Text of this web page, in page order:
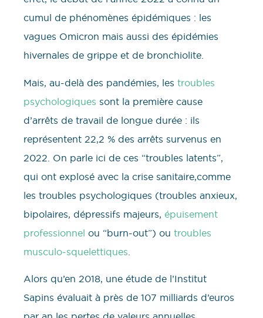
cumul de phénomènes épidémiques : les
vagues Omicron mais aussi des épidémies
hivernales de grippe et de bronchiolite.
Mais, au-delà des pandémies, les troubles
psychologiques sont la première cause
d’arrêts de travail de longue durée : ils
représentent 22,2 % des arrêts survenus en
2022. On parle ici de ces “troubles latents”,
qui ont explosé avec la crise sanitaire,comme
les troubles psychologiques (troubles anxieux,
bipolaires, dépressifs majeurs, épuisement
professionnel ou “burn-out”) ou troubles
musculo-squelettiques
Alors qu’en 2018, une étude de l’Institut
Sapins évaluait à près de 107 milliards d’euros